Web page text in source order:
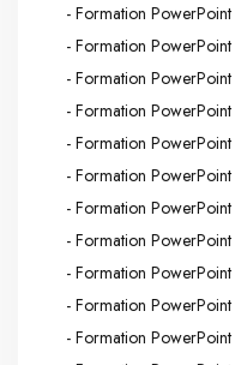
- Formation
- Formation PowerPoint
- Formation
- Formation PowerPoint
- Formation
- Formation PowerPoint
- Formation
- Formation
- Formation PowerPoint
- Formation
- Formation